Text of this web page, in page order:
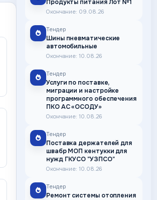
Продукты питания Лот №1
Окончание: 09.08.26
Тендер
Шины пневматические
автомобильные
Окончание: 10.08.26
Тендер
Услуги по поставке,
миграции и настройке
программного обеспечения
ПКО АС «ОСОДУ»
Окончание: 10.08.26
Тендер
Поставка держателей для
швабр МОП кентукки для
нужд ГКУСО "УЗПСО"
Окончание: 10.08.26
Тендер
Ремонт системы отопления